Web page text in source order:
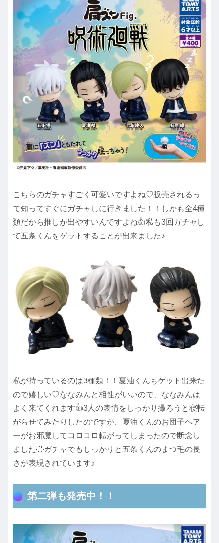
こちらのガチャすごく可愛いですよね♡販売されるっ
て知ってすぐにガチャしに行きました！！しかも全4種
類だから推しが出やすいんですよね👍私も3回ガチャし
て五条くんをゲットすることが出来ました♪
私が持っているのは3種類！！夏油くんもゲット出来た
ので嬉しい♡ななみんと相性がいいので、ななみんは
よく来てくれます👍3人の表情をしっかり撮ろうと寝転
がらせてみたりしたのですが、夏油くんのお団子ヘア
ーがお邪魔してコロコロ転がってしまったので断念し
ました🤣ガチャでもしっかりと五条くんのまつ毛の長
さが表現されています♪
第二弾も発売中！！